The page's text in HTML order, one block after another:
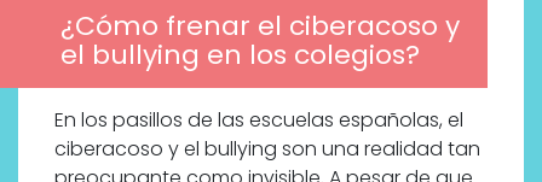
¿Cómo frenar el ciberacoso y
el bullying en los colegios?
En los pasillos de las escuelas españolas, el
ciberacoso y el bullying son una realidad tan